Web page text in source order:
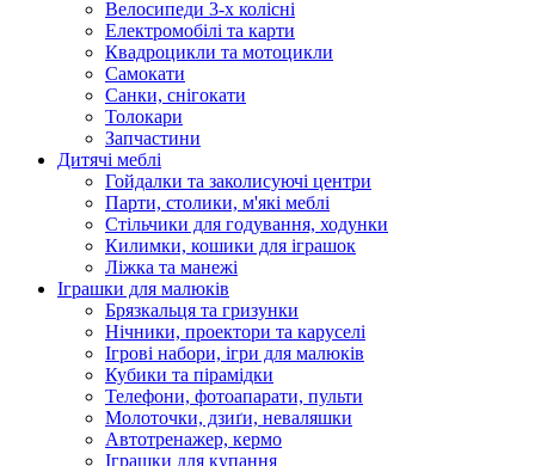
Велосипеди 3-х колісні
Електромобілі та карти
Квадроцикли та мотоцикли
Самокати
Санки, снігокати
Толокари
Запчастини
Дитячі меблі
Гойдалки та заколисуючі центри
Парти, столики, м'які меблі
Стільчики для годування, ходунки
Килимки, кошики для іграшок
Ліжка та манежі
Іграшки для малюків
Брязкальця та гризунки
Нічники, проектори та каруселі
Ігрові набори, ігри для малюків
Кубики та пірамідки
Телефони, фотоапарати, пульти
Молоточки, дзиґи, неваляшки
Автотренажер, кермо
Іграшки для купання